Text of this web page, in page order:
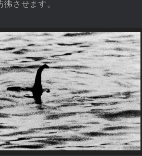
彿させます。